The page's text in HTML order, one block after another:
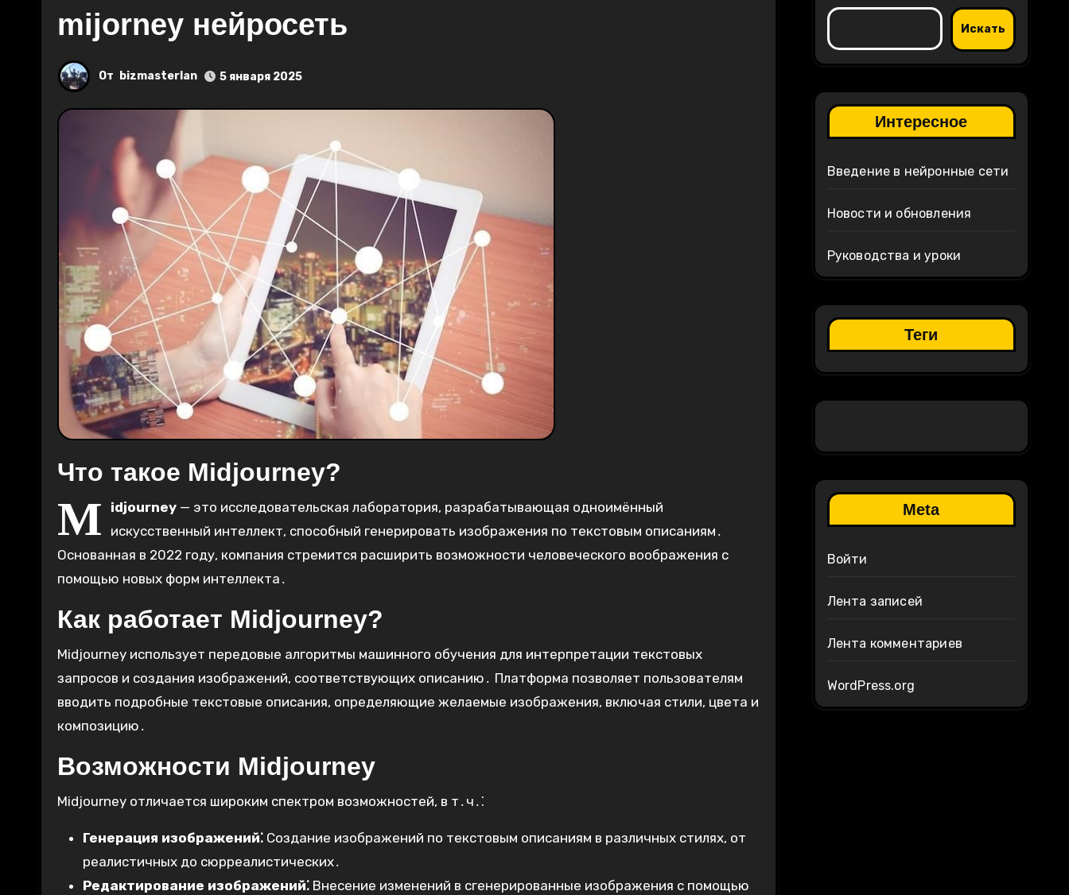
mijorney нейросеть
От bizmasterlan 5 января 2025
Что такое Midjourney?
M idjourney — это исследовательская лаборатория, разрабатывающая одноимённый
искусственный интеллект, способный генерировать изображения по текстовым описаниям․
Основанная в 2022 году, компания стремится расширить возможности человеческого воображения с
помощью новых форм интеллекта․
Как работает Midjourney?
Midjourney использует передовые алгоритмы машинного обучения для интерпретации текстовых
запросов и создания изображений, соответствующих описанию․ Платформа позволяет пользователям
вводить подробные текстовые описания, определяющие желаемые изображения, включая стили, цвета и
композицию․
Возможности Midjourney
Midjourney отличается широким спектром возможностей, в т․ч․⁚
Генерация изображений⁚ Создание изображений по текстовым описаниям в различных стилях, от
реалистичных до сюрреалистических․
Редактирование изображений⁚ Внесение изменений в сгенерированные изображения с помощью
Искать
Интересное
Введение в нейронные сети
Новости и обновления
Руководства и уроки
Теги
Meta
Войти
Лента записей
Лента комментариев
WordPress.org